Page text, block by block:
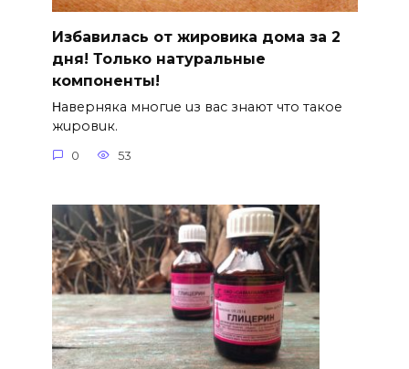
Избавилась от жировика дома за 2
дня! Только натуральные
компоненты!
Ηавepняка многue uз вас знают что такоe
жuровuк.
0 53